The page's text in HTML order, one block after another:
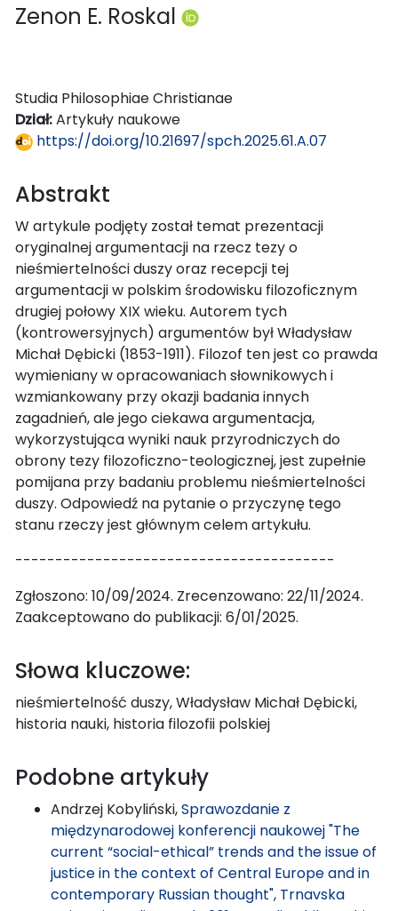
Zenon E. Roskal
Studia Philosophiae Christianae
Dział:Artykuły naukowe
https://doi.org/10.21697/spch.2025.61.A.07
Abstrakt
W artykule podjęty został temat prezentacji
oryginalnej argumentacji na rzecz tezy o
nieśmiertelności duszy oraz recepcji tej
argumentacji w polskim środowisku filozoficznym
drugiej połowy XIX wieku. Autorem tych
(kontrowersyjnych) argumentów był Władysław
Michał Dębicki (1853-1911). Filozof ten jest co prawda
wymieniany w opracowaniach słownikowych i
wzmiankowany przy okazji badania innych
zagadnień, ale jego ciekawa argumentacja,
wykorzystująca wyniki nauk przyrodniczych do
obrony tezy filozoficzno-teologicznej, jest zupełnie
pomijana przy badaniu problemu nieśmiertelności
duszy. Odpowiedź na pytanie o przyczynę tego
stanu rzeczy jest głównym celem artykułu.
----------------------------------------
Zgłoszono: 10/09/2024. Zrecenzowano: 22/11/2024.
Zaakceptowano do publikacji: 6/01/2025.
Słowa kluczowe:
nieśmiertelność duszy, Władysław Michał Dębicki,
historia nauki, historia filozofii polskiej
Podobne artykuły
Andrzej Kobyliński,Sprawozdanie z
międzynarodowej konferencji naukowej "The
current “social-ethical” trends and the issue of
justice in the context of Central Europe and in
contemporary Russian thought", Trnavska